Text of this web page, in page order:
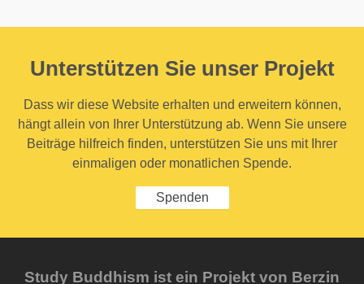
Unterstützen Sie unser Projekt
Dass wir diese Website erhalten und erweitern können,
hängt allein von Ihrer Unterstützung ab. Wenn Sie unsere
Beiträge hilfreich finden, unterstützen Sie uns mit Ihrer
einmaligen oder monatlichen Spende.
Spenden
Study Buddhism ist ein Projekt von Berzin